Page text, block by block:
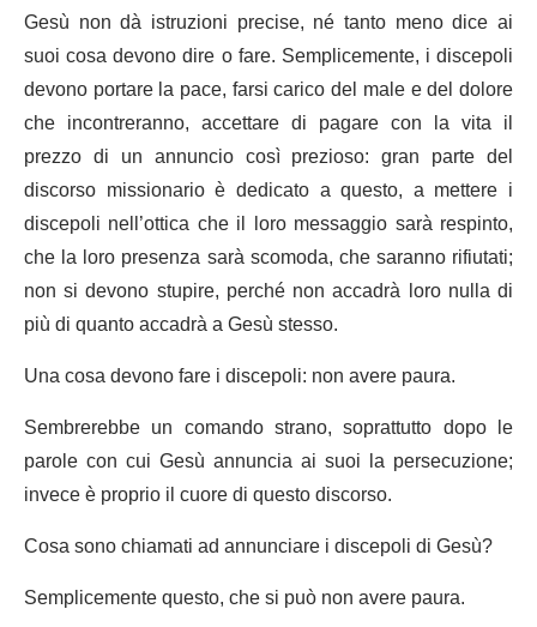
Gesù non dà istruzioni precise, né tanto meno dice ai
suoi cosa devono dire o fare. Semplicemente, i discepoli
devono portare la pace, farsi carico del male e del dolore
che incontreranno, accettare di pagare con la vita il
prezzo di un annuncio così prezioso: gran parte del
discorso missionario è dedicato a questo, a mettere i
discepoli nell’ottica che il loro messaggio sarà respinto,
che la loro presenza sarà scomoda, che saranno rifiutati;
non si devono stupire, perché non accadrà loro nulla di
più di quanto accadrà a Gesù stesso.
Una cosa devono fare i discepoli: non avere paura.
Sembrerebbe un comando strano, soprattutto dopo le
parole con cui Gesù annuncia ai suoi la persecuzione;
invece è proprio il cuore di questo discorso.
Cosa sono chiamati ad annunciare i discepoli di Gesù?
Semplicemente questo, che si può non avere paura.